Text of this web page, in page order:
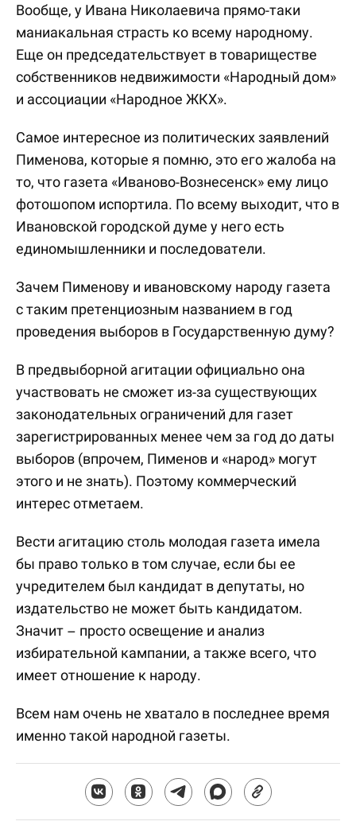
Вообще, у Ивана Николаевича прямо-таки
маниакальная страсть ко всему народному.
Еще он председательствует в товариществе
собственников недвижимости «Народный дом»
и ассоциации «Народное ЖКХ».
Самое интересное из политических заявлений
Пименова, которые я помню, это его жалоба на
то, что газета «Иваново-Вознесенск» ему лицо
фотошопом испортила. По всему выходит, что в
Ивановской городской думе у него есть
единомышленники и последователи.
Зачем Пименову и ивановскому народу газета
с таким претенциозным названием в год
проведения выборов в Государственную думу?
В предвыборной агитации официально она
участвовать не сможет из-за существующих
законодательных ограничений для газет
зарегистрированных менее чем за год до даты
выборов (впрочем, Пименов и «народ» могут
этого и не знать). Поэтому коммерческий
интерес отметаем.
Вести агитацию столь молодая газета имела
бы право только в том случае, если бы ее
учредителем был кандидат в депутаты, но
издательство не может быть кандидатом.
Значит – просто освещение и анализ
избирательной кампании, а также всего, что
имеет отношение к народу.
Всем нам очень не хватало в последнее время
именно такой народной газеты.